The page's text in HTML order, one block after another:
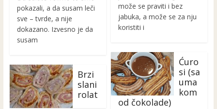
pokazali, a da susam leči
sve – tvrde, a nije
dokazano. Izvesno je da
susam
Brzi
slani
rolat
može se praviti i bez
jabuka, a može se za nju
koristiti i
Ćuro
si (sa
uma
kom
od čokolade)